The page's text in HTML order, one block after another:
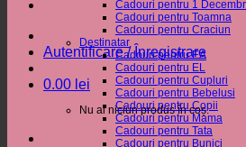
Autentificare / Înregistrare
0.00 lei
Nu ai niciun produs în coș.
Cadouri pentru 1
Cadouri pentru Toamna
Cadouri pentru Craciun
Destinatar
Cadouri pentru EA
Cadouri pentru EL
Cadouri pentru Cupluri
Cadouri pentru Bebelusi
Cadouri pentru Copii
Cadouri pentru Mama
Cadouri pentru Tata
Cadouri pentru Bunici